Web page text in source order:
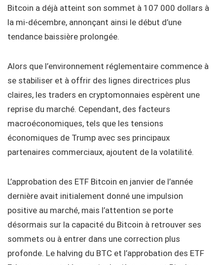
Bitcoin a déjà atteint son sommet à 107 000 dollars à
la mi-décembre, annonçant ainsi le début d’une
tendance baissière prolongée.
Alors que l’environnement réglementaire commence à
se stabiliser et à offrir des lignes directrices plus
claires, les traders en cryptomonnaies espèrent une
reprise du marché. Cependant, des facteurs
macroéconomiques, tels que les tensions
économiques de Trump avec ses principaux
partenaires commerciaux, ajoutent de la volatilité.
L’approbation des ETF Bitcoin en janvier de l’année
dernière avait initialement donné une impulsion
positive au marché, mais l’attention se porte
désormais sur la capacité du Bitcoin à retrouver ses
sommets ou à entrer dans une correction plus
profonde. Le halving du BTC et l’approbation des ETF